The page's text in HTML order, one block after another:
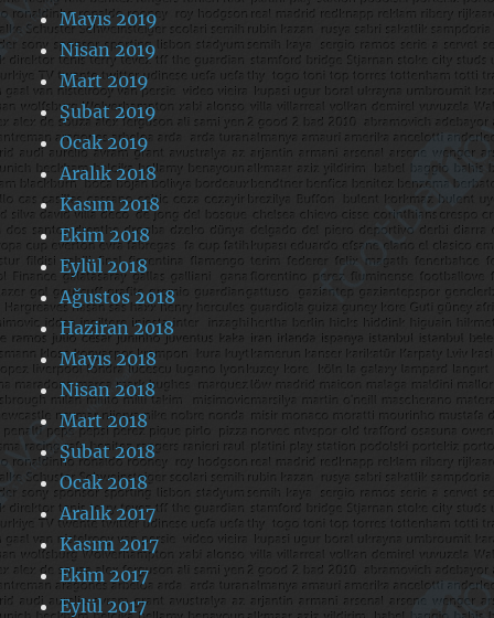
Mayıs 2019
Nisan 2019
Mart 2019
Şubat 2019
Ocak 2019
Aralık 2018
Kasım 2018
Ekim 2018
Eylül 2018
Ağustos 2018
Haziran 2018
Mayıs 2018
Nisan 2018
Mart 2018
Şubat 2018
Ocak 2018
Aralık 2017
Kasım 2017
Ekim 2017
Eylül 2017